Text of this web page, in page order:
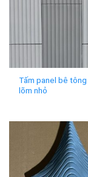
Tấm panel bê tông
lõm nhỏ